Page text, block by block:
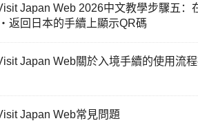
Japan Web 2026中文教學步驟五：
返回日本的手續上顯示QR碼
Japan Web關於入境手續的使用流
Japan Web常見問題